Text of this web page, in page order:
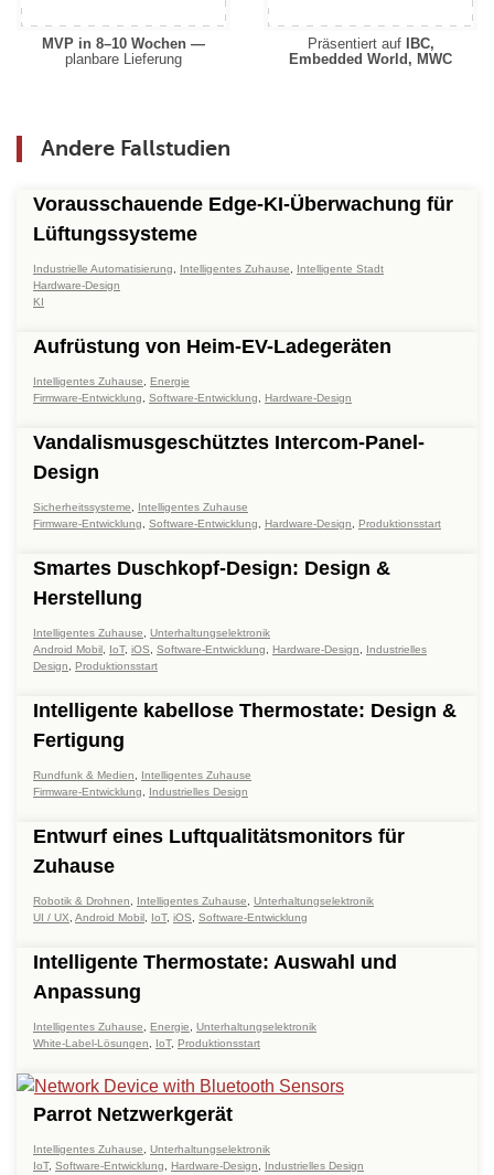
MVP in 8–10 Wochen —
planbare Lieferung
Präsentiert auf
IBC,
Embedded World, MWC
Andere Fallstudien
Vorausschauende Edge-KI-Überwachung für
Lüftungssysteme
Industrielle Automatisierung Intelligentes Zuhause
Intelligente Stadt
Hardware-Design
KI
Aufrüstung von Heim-EV-Ladegeräten
Intelligentes Zuhause
Energie
Firmware-Entwicklung
Software-Entwicklung Hardware-Design
Vandalismusgeschütztes Intercom-Panel-
Design
Sicherheitssysteme
Intelligentes Zuhause
Firmware-Entwicklung
Software-Entwicklung Hardware-Design Produktionsstart
Smartes Duschkopf-Design: Design &
Herstellung
Intelligentes Zuhause
Unterhaltungselektronik
Android Mobil
IoT, iOS Software-Entwicklung Hardware-Design
Industrielles
Design
Produktionsstart
Intelligente kabellose Thermostate: Design &
Fertigung
Rundfunk & Medien
Intelligentes Zuhause
Firmware-Entwicklung
Industrielles Design
Entwurf eines Luftqualitätsmonitors für
Zuhause
Robotik & Drohnen Intelligentes Zuhause
Unterhaltungselektronik
UI / UX Android Mobil IoT, iOS Software-Entwicklung
Intelligente Thermostate: Auswahl und
Anpassung
Intelligentes Zuhause Energie
Unterhaltungselektronik
White-Label-Lösungen
IoT, Produktionsstart
Parrot Netzwerkgerät
Intelligentes Zuhause
Unterhaltungselektronik
IoT, Software-Entwicklung Hardware-Design Industrielles Design